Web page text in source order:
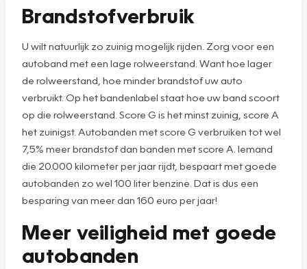
Brandstofverbruik
U wilt natuurlijk zo zuinig mogelijk rijden. Zorg voor een
autoband met een lage rolweerstand. Want hoe lager
de rolweerstand, hoe minder brandstof uw auto
verbruikt. Op het bandenlabel staat hoe uw band scoort
op die rolweerstand. Score G is het minst zuinig, score A
het zuinigst. Autobanden met score G verbruiken tot wel
7,5% meer brandstof dan banden met score A. Iemand
die 20.000 kilometer per jaar rijdt, bespaart met goede
autobanden zo wel 100 liter benzine. Dat is dus een
besparing van meer dan 160 euro per jaar!
Meer veiligheid met goede
autobanden